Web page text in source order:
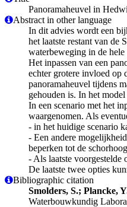
Panoramaheuvel in
Abstract in other language
In dit advies wordt een
het laatste restant van de
waterbeweging in de
Het inpassen van een
echter grotere invloed op
panoramaheuvel tijdens
gehouden is. In het
In een scenario met het
waargenomen. Als
- in het huidige scenario
- Een andere
beperken tot de
- Als laatste voorgestelde
De laatste twee opties
Bibliographic citation
Smolders, S.; Plancke,
Waterbouwkundig